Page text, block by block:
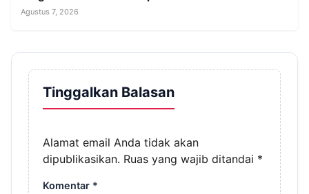
Agustus 7, 2026
Tinggalkan Balasan
Alamat email Anda tidak akan
dipublikasikan. Ruas yang wajib ditandai *
Komentar *